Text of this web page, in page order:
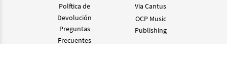
Polftica de
Devolución
Preguntas
Frecuentes
Via Cantus
OCP Music
Publishing